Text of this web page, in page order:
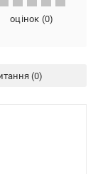
оцінок (0)